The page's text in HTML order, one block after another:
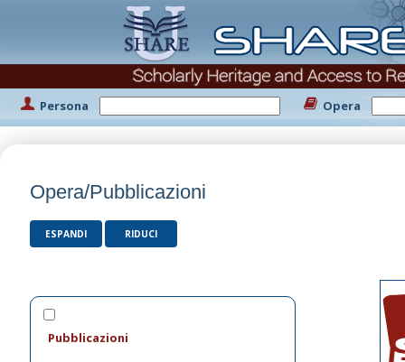
Persona Opera
Opera/Pubblicazioni
ESPANDI RIDUCI
Pubblicazioni